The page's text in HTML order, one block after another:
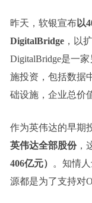
昨天，软银宣布以
DigitalBridge，以
DigitalBridge是一
施投资，包括数据
础设施，企业总价
作为英伟达的早期
英伟达全部股份，
406亿元）
。知情
源都是为了支持对